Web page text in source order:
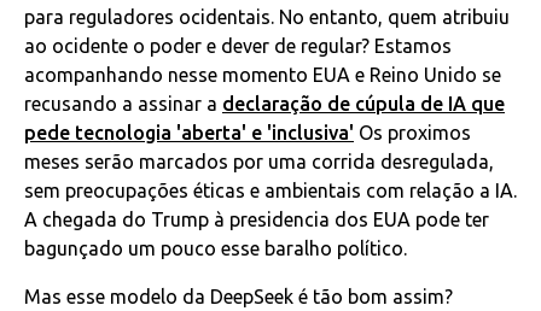
para reguladores ocidentais. No entanto, quem atribuiu
ao ocidente o poder e dever de regular? Estamos
acompanhando nesse momento EUA e Reino Unido se
recusando a assinar a declaração de cúpula de IA que
pede tecnologia 'aberta' e 'inclusiva' Os proximos
meses serão marcados por uma corrida desregulada,
sem preocupações éticas e ambientais com relação a IA.
A chegada do Trump à presidencia dos EUA pode ter
bagunçado um pouco esse baralho político.
Mas esse modelo da DeepSeek é tão bom assim?